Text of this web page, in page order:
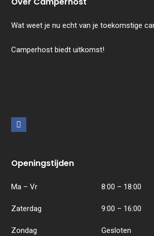
Wat weet je nu echt van je toekomstige
Camperhost biedt uitkomst!
e
o
k
Openingstijden
Ma – Vr 8:00 – 18:00
Zaterdag 9:00 – 16:00
Zondag Gesloten